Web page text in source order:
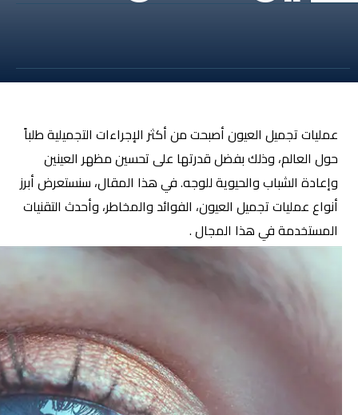
عملياتتجميل العيونأصبحت من أكثر الإجراءات التجميلية طلباً
حول العالم، وذلك بفضل قدرتها على تحسين مظهر العينين
وإعادة الشباب والحيوية للوجه. في هذا المقال، سنستعرض أبرز
أنواع عمليات تجميل العيون، الفوائد والمخاطر، وأحدث التقنيات
المستخدمة في هذا المجال .